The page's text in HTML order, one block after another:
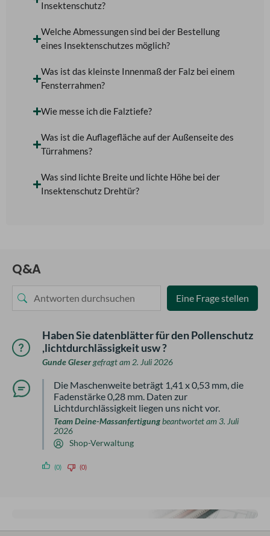
Insektenschutz?
Welche Abmessungen sind bei der Bestellung
eines Insektenschutzes möglich?
Was ist das kleinste Innenmaß der Falz bei einem
Fensterrahmen?
Wie messe ich die Falztiefe?
Was ist die Auflagefläche auf der Außenseite des
Türrahmens?
Was sind lichte Breite und lichte Höhe bei der
Insektenschutz Drehtür?
Q&A
Eine Frage stellen
Haben Sie datenblätter für den Pollenschutz
,lichtdurchlässigkeit usw ?
Gunde Glesergefragt am 2. Juli 2026
Die Maschenweite beträgt 1,41 x 0,53 mm, die
Fadenstärke 0,28 mm. Daten zur
Lichtdurchlässigkeit liegen uns nicht vor.
Team Deine-Massanfertigungbeantwortet am 3. Juli
2026
Shop-Verwaltung
(0) (0)